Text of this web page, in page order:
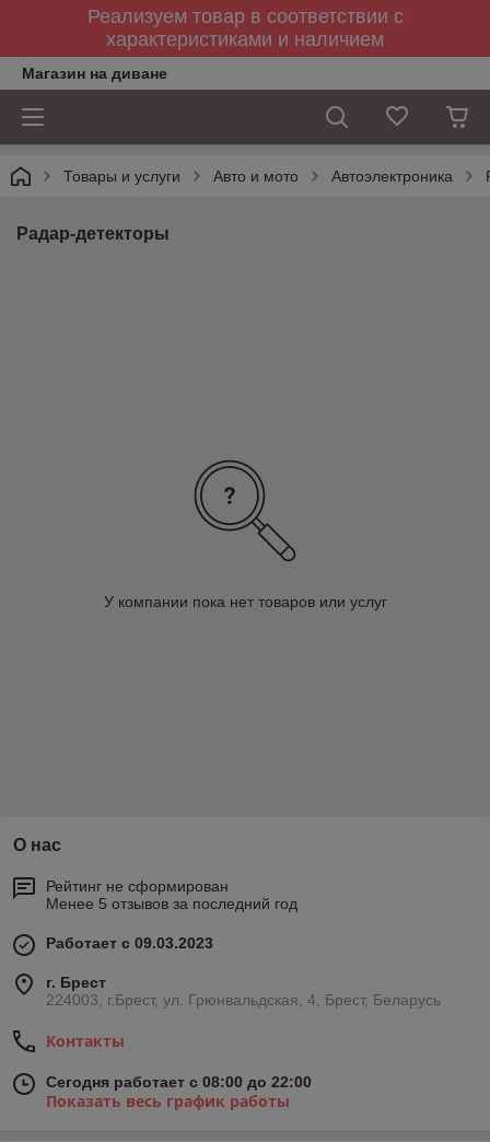
Реализуем товар в соответствии с
характеристиками и наличием
Магазин на диване
Товары и услуги Авто и мото Автоэлектроника
Радар-детекторы
У компании пока нет товаров или услуг
О нас
Рейтинг не сформирован
Менее 5 отзывов за последний год
Работает с 09.03.2023
г. Брест
224003, г.Брест, ул. Грюнвальдская, 4, Брест, Беларусь
Контакты
Сегодня работает с 08:00 до 22:00
Показать весь график работы